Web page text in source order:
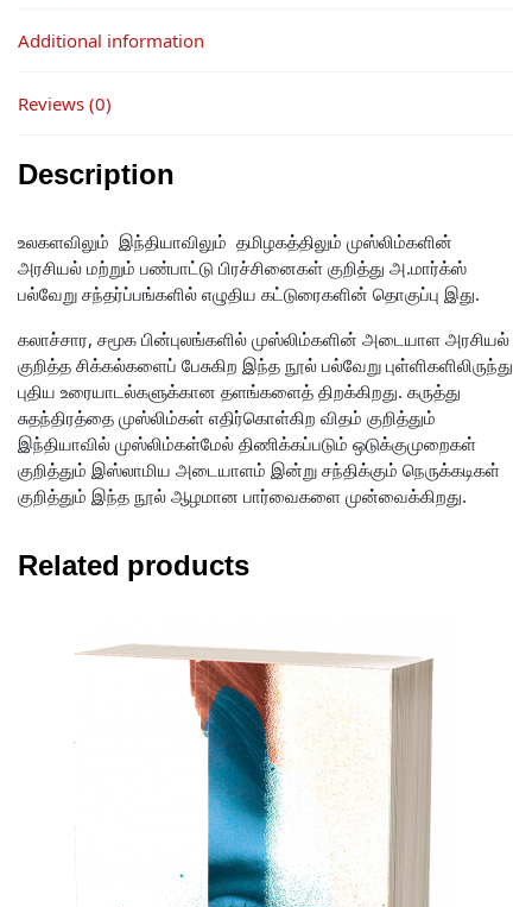
Additional information
Reviews (0)
Description
உலகளவிலும் இந்தியாவிலும் தமிழகத்திலும் முஸ்லிம்களின்
அரசியல் மற்றும் பண்பாட்டு பிரச்சினைகள் குறித்து அ.மார்க்ஸ்
பல்வேறு சந்தர்ப்பங்களில் எழுதிய கட்டுரைகளின் தொகுப்பு இது.
கலாச்சார, சமூக பின்புலங்களில் முஸ்லிம்களின் அடையாள அரசியல்
குறித்த சிக்கல்களைப் பேசுகிற இந்த நூல் பல்வேறு புள்ளிகளிலிருந்து
புதிய உரையாடல்களுக்கான தளங்களைத் திறக்கிறது. கருத்து
சுதந்திரத்தை முஸ்லிம்கள் எதிர்கொள்கிற விதம் குறித்தும்
இந்தியாவில் முஸ்லிம்கள்மேல் திணிக்கப்படும் ஒடுக்குமுறைகள்
குறித்தும் இஸ்லாமிய அடையாளம் இன்று சந்திக்கும் நெருக்கடிகள்
குறித்தும் இந்த நூல் ஆழமான பார்வைகளை முன்வைக்கிறது.
Related products